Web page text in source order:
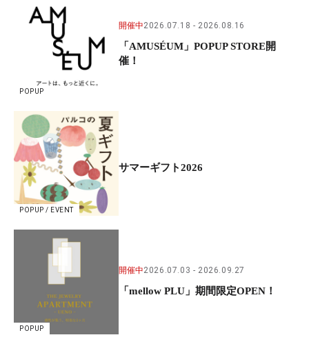
POPUP
開催中2026.07.18 2026.08.16
「AMUSÉUM」POPUP STORE開
催！
POPUP / EVENT
サマーギフト2026
POPUP
開催中2026.07.03 2026.09.27
「mellow PLU」期間限定OPEN！